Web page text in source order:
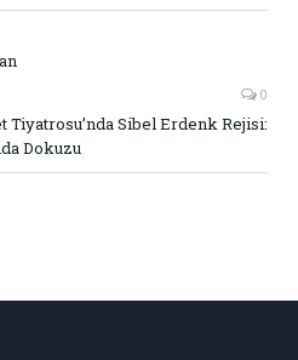
0
Tiyatrosu’nda Sibel Erdenk Rejisi:
Dokuzu